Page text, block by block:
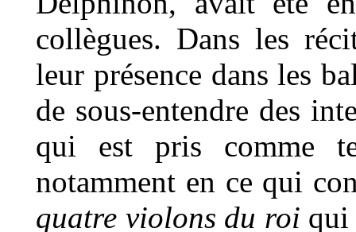
collègues. Dans les
leur présence dans les
de sous-entendre des
qui est pris comme
notamment en ce qui
quatre violons du roi qui